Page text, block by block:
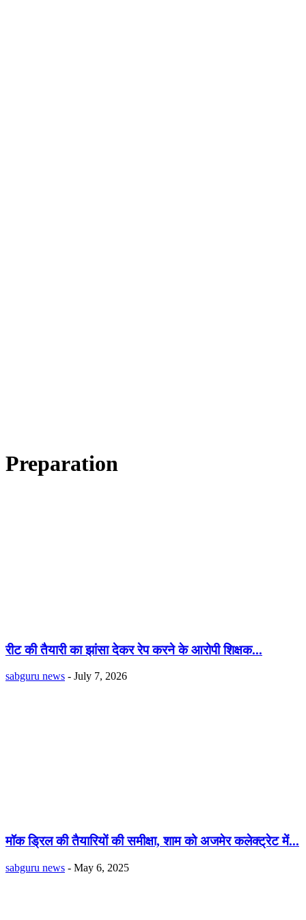
Preparation
रीट की तैयारी का झांसा देकर रेप करने के आरोपी शिक्षक...
sabguru news - July 7, 2026
मॉक ड्रिल की तैयारियों की समीक्षा, शाम को अजमेर कलेक्ट्रेट में...
sabguru news - May 6, 2025